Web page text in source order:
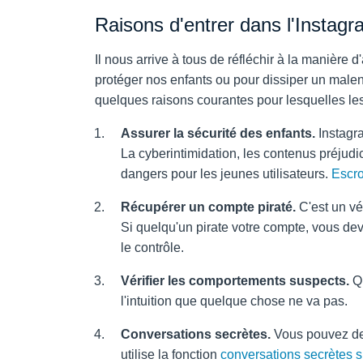
Raisons d'entrer dans
Il nous arrive à tous de réfléchir à la manière
protéger nos enfants ou pour dissiper un
quelques raisons courantes pour lesquelles
Assurer la sécurité des enfants.
La cyberintimidation, les contenus
dangers pour les jeunes utilisateurs.
Récupérer un compte piraté. C'est un
Si quelqu'un pirate votre compte, vous
le contrôle.
Vérifier les comportements suspects.
l'intuition que quelque chose ne va pas.
Conversations secrètes. Vous pouvez
utilise la fonction conversations secrètes